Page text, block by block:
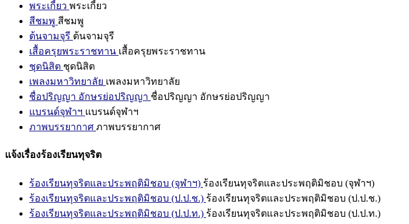
พระเกี้ยว พระเกี้ยว
สีชมพู สีชมพู
ต้นจามจุรี ต้นจามจุรี
เสื้อครุยพระราชทาน เสื้อครุยพระราชทาน
ชุดนิสิต ชุดนิสิต
เพลงมหาวิทยาลัย เพลงมหาวิทยาลัย
ชื่อปริญญา อักษรย่อปริญญา ชื่อปริญญา อักษรย่อปริญญา
แบรนด์จุฬาฯ แบรนด์จุฬาฯ
ภาพบรรยากาศ ภาพบรรยากาศ
แจ้งเรื่องร้องเรียนทุจริต
ร้องเรียนทุจริตและประพฤติมิชอบ (จุฬาฯ) ร้องเรียนทุจริตและประพฤติมิชอบ (จุฬาฯ)
ร้องเรียนทุจริตและประพฤติมิชอบ (ป.ป.ช.) ร้องเรียนทุจริตและประพฤติมิชอบ (ป.ป.ช.)
ร้องเรียนทุจริตและประพฤติมิชอบ (ป.ป.ท.) ร้องเรียนทุจริตและประพฤติมิชอบ (ป.ป.ท.)